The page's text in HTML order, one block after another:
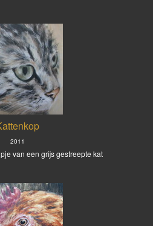
2011
van een grijs gestreepte kat